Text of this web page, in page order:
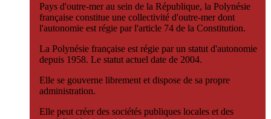
Pays d'outre-mer au sein de la République, la Polynésie
française constitue une collectivité d'outre-mer dont
l'autonomie est régie par l'article 74 de la Constitution.
La Polynésie française est régie par un statut d'autonomie
depuis 1958. Le statut actuel date de 2004.
Elle se gouverne librement et dispose de sa propre
administration.
Elle peut créer des sociétés publiques locales et des